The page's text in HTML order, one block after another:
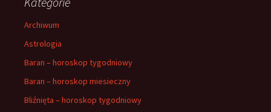
Archiwum
Astrologia
Baran – horoskop tygodniowy
Baran – horoskop miesieczny
Bliźnięta – horoskop tygodniowy